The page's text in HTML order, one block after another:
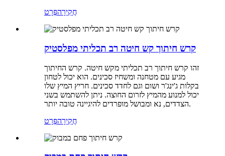
חֲקִירָהפְּרָט
קרש חיתוך קש חיטה רב תכליתי מפלסטיק
זהו קרש חיתוך רב תכליתי מקש חיטה. קרש החיתוך
מגיע עם מטחנה ומשחיז סכינים. הוא יכול לטחון
בקלות ג'ינג'ר ושום וגם לחדד סכינים. חריץ המיץ שלו
יכול למנוע מהמיץ לזרום החוצה. ניתן להשתמש בשני
הצדדים, נא ומבושל מופרדים להיגיינה טובה יותר.
חֲקִירָהפְּרָט